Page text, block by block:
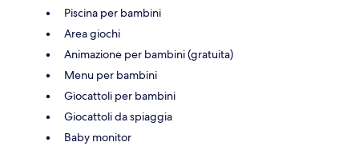
Piscina per bambini
Area giochi
Animazione per bambini (gratuita)
Menu per bambini
Giocattoli per bambini
Giocattoli da spiaggia
Baby monitor